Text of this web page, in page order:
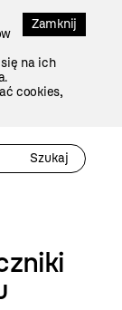
Zamknij
na ich
cookies,